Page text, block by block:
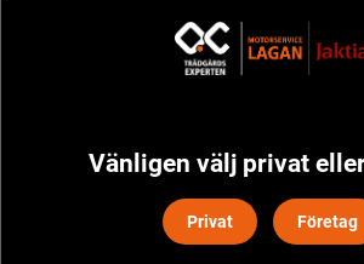
Vänligen välj privat
Privat Företag